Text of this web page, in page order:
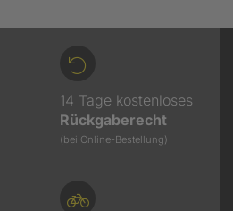
14 Tage kostenloses
Rückgaberecht
(bei Online-Bestellung)